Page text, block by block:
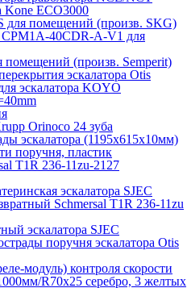
Kone ECO3000
для помещений (произв. SKG)
40CDR-A-V1 для
(произв. Semperit)
эскалатора Otis
эскалатора KOYO
Orinoco 24 зуба
эскалатора (1195х615х10мм)
поручня, пластик
T1R 236-11zu-2127
эскалатора SJEC
Schmersal T1R 236-11zu
эскалатора SJEC
поручня эскалатора Otis
модуль) контроля скорости
R70x25 серебро, 3 желтых